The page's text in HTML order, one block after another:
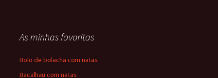
As minhas favoritas
Bolo de bolacha com natas
Bacalhau com natas